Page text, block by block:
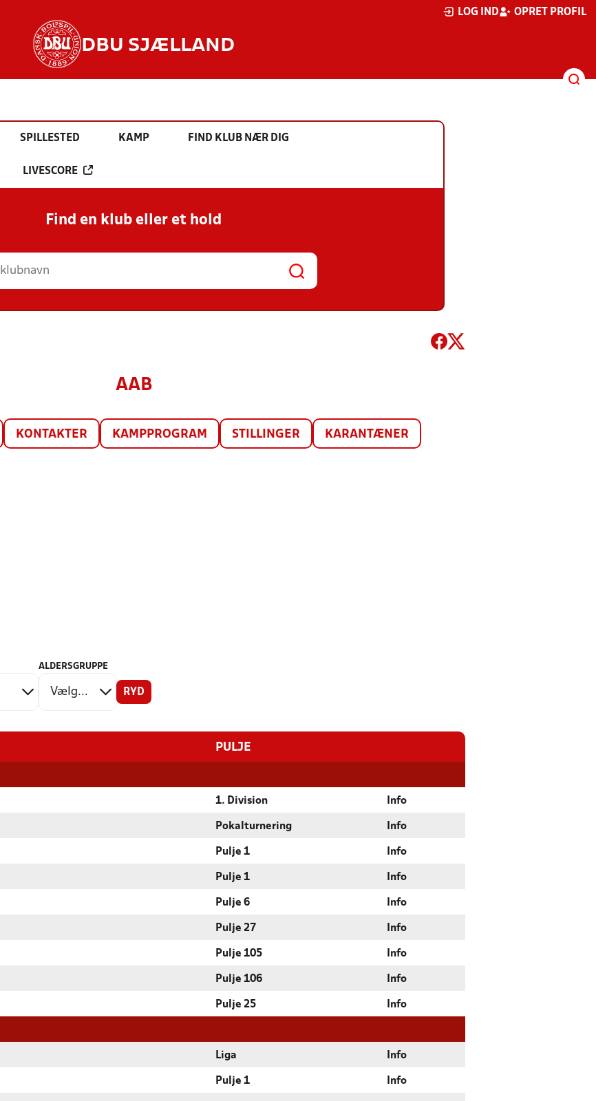
LOG IND OPRET PROFIL
DBU SJÆLLAND
SPILLESTED KAMP FIND KLUB NÆR DIG
LIVESCORE
Find en klub eller et hold
AAB
KONTAKTER KAMPPROGRAM STILLINGER KARANTÆNER
ALDERSGRUPPE
RYD
PULJE
1. Division Info
Pokalturnering Info
Pulje 1 Info
Pulje 1 Info
Pulje 6 Info
Pulje 27 Info
Pulje 105 Info
Pulje 106 Info
Pulje 25 Info
Liga Info
Pulje 1 Info